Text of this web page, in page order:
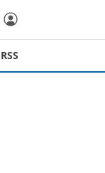
RSS